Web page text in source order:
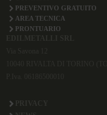
PREVENTIVO GRATUITO
AREA TECNICA
PRONTUARIO